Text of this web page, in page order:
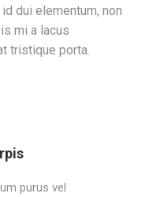
dui elementum, non
mi a lacus
tristique porta.
purus vel